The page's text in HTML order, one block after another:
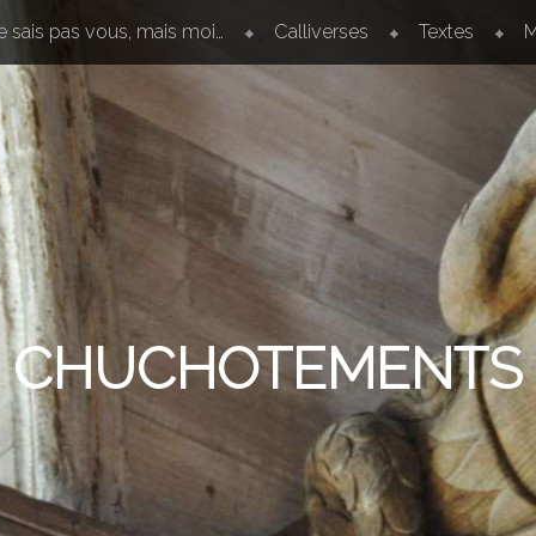
sais pas vous, mais moi… Calliverses Textes
CHUCHOTEMENTS